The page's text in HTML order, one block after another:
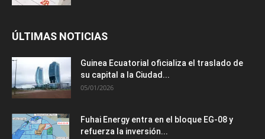
ÚLTIMAS NOTICIAS
Guinea Ecuatorial oficializa el traslado de
su capital a la Ciudad...
05/01/2026
Fuhai Energy entra en el bloque EG-08 y
refuerza la inversión...